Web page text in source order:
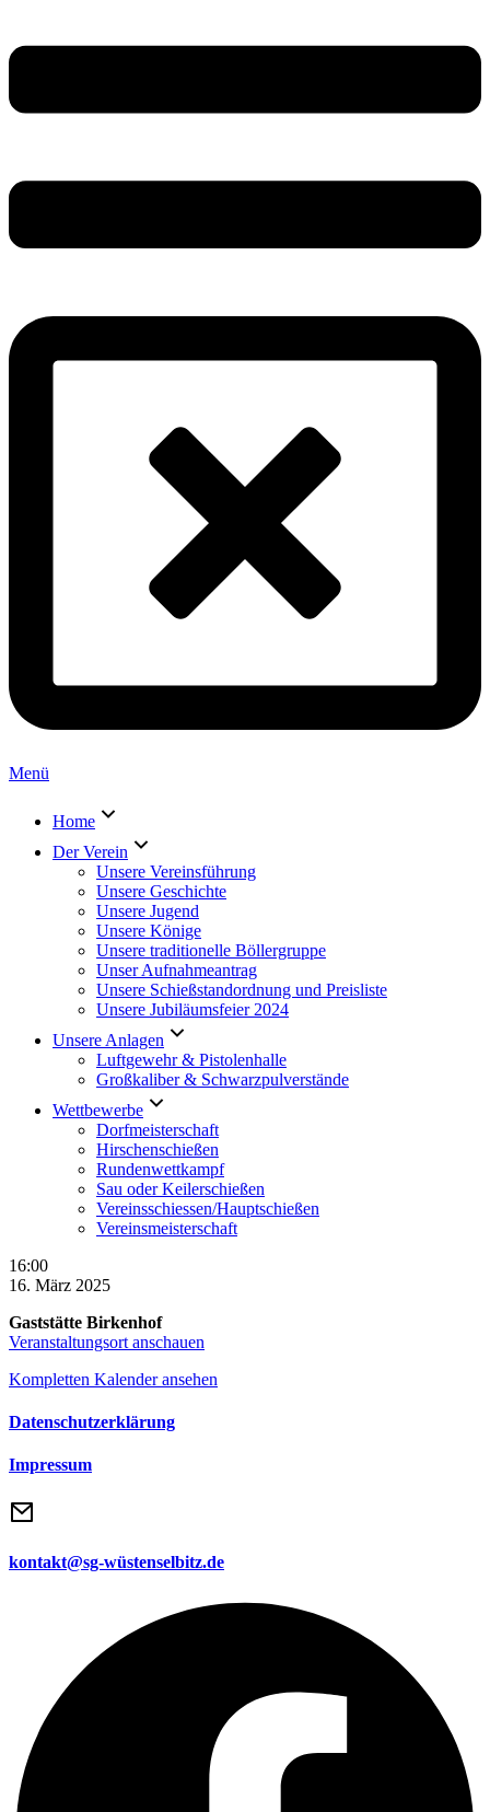
Menü
Home
Der Verein
Unsere Vereinsführung
Unsere Geschichte
Unsere Jugend
Unsere Könige
Unsere traditionelle Böllergruppe
Unser Aufnahmeantrag
Unsere Schießstandordnung und Preisliste
Unsere Jubiläumsfeier 2024
Unsere Anlagen
Luftgewehr & Pistolenhalle
Großkaliber & Schwarzpulverstände
Wettbewerbe
Dorfmeisterschaft
Hirschenschießen
Rundenwettkampf
Sau oder Keilerschießen
Vereinsschiessen/Hauptschießen
Vereinsmeisterschaft
Jahreshauptversammlung
16:00
16. März 2025
Gaststätte Birkenhof
Veranstaltungsort anschauen
Kompletten Kalender ansehen
Datenschutzerklärung
Impressum
kontakt@sg-wüstenselbitz.de